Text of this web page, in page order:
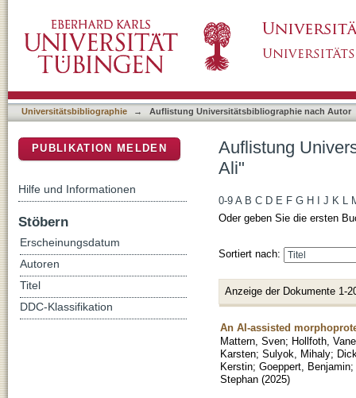
Universitätsbibliographie → Auflistung Universitätsbibliographie nach Autor
Auflistung
Ali"
0-9 A B C D E F G H J K L
Oder geben Sie die ersten
Sortiert nach:
Anzeige der Dokumente 1-
An AI-assisted
Mattern, Sven; Hollfoth,
Karsten; Sulyok, Mihaly;
Kerstin; Goeppert, Benjamin;
Stephan (2025)
PUBLIKATION MELDEN
Hilfe und Informationen
Stöbern
Erscheinungsdatum
Autoren
Titel
DDC-Klassifikation